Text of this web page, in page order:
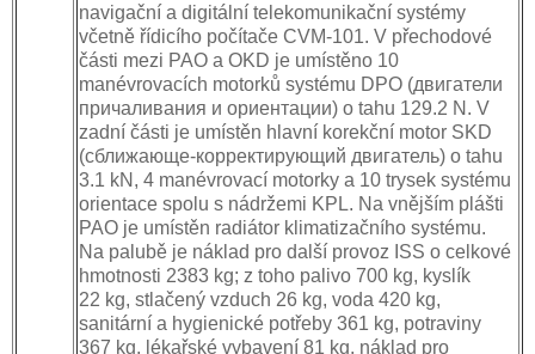
navigační a digitální telekomunikační systémy
včetně řídicího počítače CVM-101. V přechodové
části mezi PAO a OKD je umístěno 10
manévrovacích motorků systému DPO (двигатели
причаливания и ориентации) o tahu 129.2 N. V
zadní části je umístěn hlavní korekční motor SKD
(сближающе-корректирующий двигатель) o tahu
3.1 kN, 4 manévrovací motorky a 10 trysek systému
orientace spolu s nádržemi KPL. Na vnějším plášti
PAO je umístěn radiátor klimatizačního systému.
Na palubě je náklad pro další provoz ISS o celkové
hmotnosti 2383 kg; z toho palivo 700 kg, kyslík
22 kg, stlačený vzduch 26 kg, voda 420 kg,
sanitární a hygienické potřeby 361 kg, potraviny
367 kg, lékařské vybavení 81 kg, náklad pro